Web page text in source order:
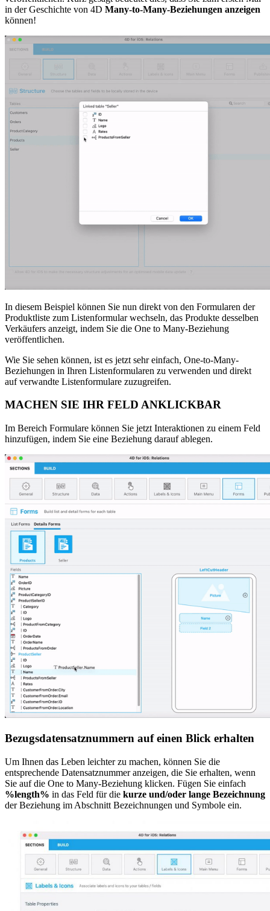
in der Geschichte von 4D Many-to-Many-Beziehungen anzeigen
können!
In diesem Beispiel können Sie nun direkt von den Formularen der
Produktliste zum Listenformular wechseln, das Produkte desselben
Verkäufers anzeigt, indem Sie die One to Many-Beziehung
veröffentlichen.
Wie Sie sehen können, ist es jetzt sehr einfach, One-to-Many-
Beziehungen in Ihren Listenformularen zu verwenden und direkt
auf verwandte Listenformulare zuzugreifen.
MACHEN SIE IHR FELD ANKLICKBAR
Im Bereich Formulare können Sie jetzt Interaktionen zu einem Feld
hinzufügen, indem Sie eine Beziehung darauf ablegen.
Bezugsdatensatznummern auf einen Blick erhalten
Um Ihnen das Leben leichter zu machen, können Sie die
entsprechende Datensatznummer anzeigen, die Sie erhalten, wenn
Sie auf die One to Many-Beziehung klicken. Fügen Sie einfach
%length% in das Feld für die kurze und/oder lange Bezeichnung
der Beziehung im Abschnitt Bezeichnungen und Symbole ein.